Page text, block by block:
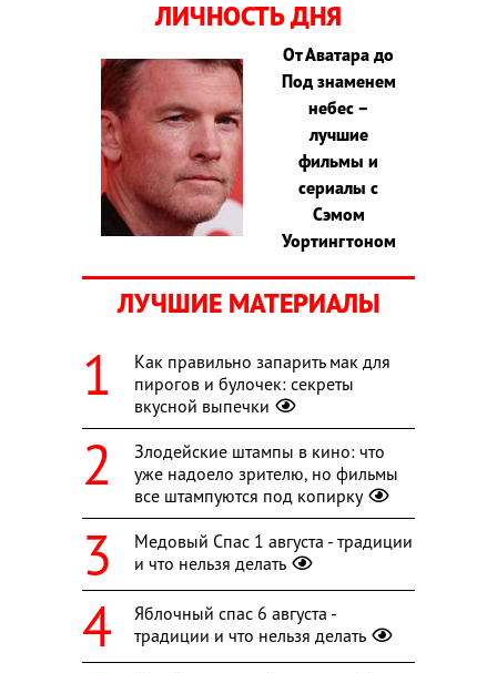
ЛИЧНОСТЬ ДНЯ
От Аватара до
Под знаменем
небес –
лучшие
фильмы и
сериалы с
Сэмом
Уортингтоном
ЛУЧШИЕ МАТЕРИАЛЫ
Как правильно запарить мак для
пирогов и булочек: секреты
вкусной выпечки
Злодейские штампы в кино: что
уже надоело зрителю, но фильмы
все штампуются под копирку
Медовый Спас 1 августа - традиции
и что нельзя делать
Яблочный спас 6 августа -
традиции и что нельзя делать